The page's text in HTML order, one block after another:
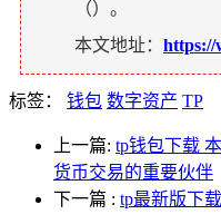
（）。
本文地址： https://
标签： 钱包 数字资产 TP
上一篇: tp钱包下载
货币交易的重要伙伴
下一篇 : tp最新版下